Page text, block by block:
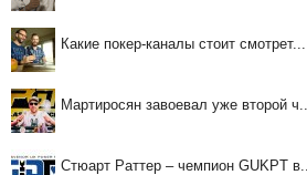
Какие покер-каналы стоит смотрет...
Мартиросян завоевал уже второй ч...
Стюарт Раттер – чемпион GUKPT в...